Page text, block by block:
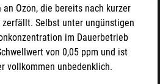
Ozon, die bereits nach kurzer
Selbst unter ungünstigen
im Dauerbetrieb
von 0,05 ppm und ist
vollkommen unbedenklich.